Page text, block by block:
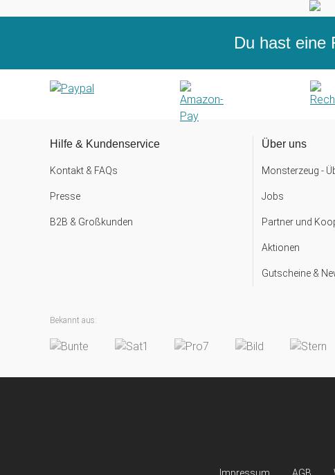
Du hast eine
Hilfe & Kundenservice
Kontakt & FAQs
Presse
B2B & Großkunden
Über uns
Monsterzeug -
Jobs
Partner und
Aktionen
Gutscheine &
Bekannt aus: